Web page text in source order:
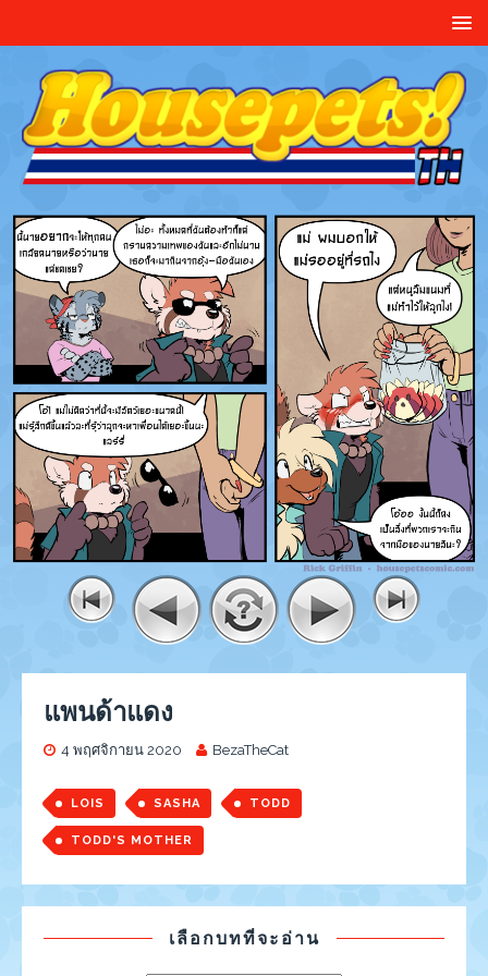
แพนด้าแดง
4 พฤศจิกายน 2020 BezaTheCat
LOIS SASHA TODD
TODD'S MOTHER
เลือกบทที่จะอ่าน